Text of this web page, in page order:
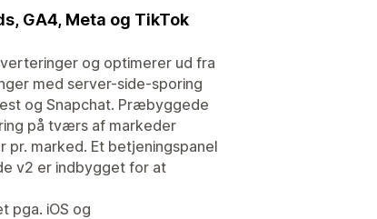
GA4, Meta og TikTok
og optimerer ud fra
med server-side-sporing
og Snapchat. Præbyggede
på tværs af markeder
marked. Et betjeningspanel
v2 er indbygget for at
pga. iOS og